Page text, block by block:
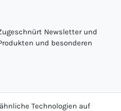
Newsletter und
und besonderen
Technologien auf